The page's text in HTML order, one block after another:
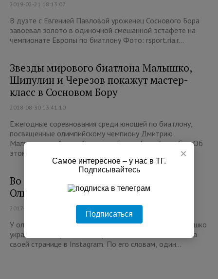
2019-02-21 18:13:07
В дуэте с Евгенией Павловой уроженец Соснового Бора
завоевал золото в одиночной смешанной эстафете на
чемпионате Европы по биатлону Фото: rsport.ria.r...
Звезды мирового биатлона Малышко,
Шипулин и Черезов покажут мастер-
класс в Сосновом Бору
2018-08-30 13:41:10
Ежегодные соревнования среди юношей по биатлону,
посвященные олимпийскому чемпиону Дмитрию
Малышко, пройдут в Сосновом Бору с 5 по 7 октября. Об
этом...
Во Всеволожском районе обокрали
Олимпийского чемпиона
2017-06-28 10:45:29
У олимпийского чемпиона по биатлону Дмитрия Малышко
украли два гидроцикла Спортсмен сообщил об этом на
своей странице в Instagram. По его словам, один...
×
Самое интересное – у нас в ТГ.
Подписывайтесь
Подписаться